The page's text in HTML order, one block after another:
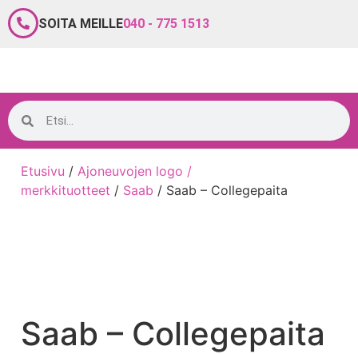
SOITA MEILLE040 - 775 1513
Etusivu / Ajoneuvojen logo /
merkkituotteet / Saab / Saab – Collegepaita
Saab – Collegepaita